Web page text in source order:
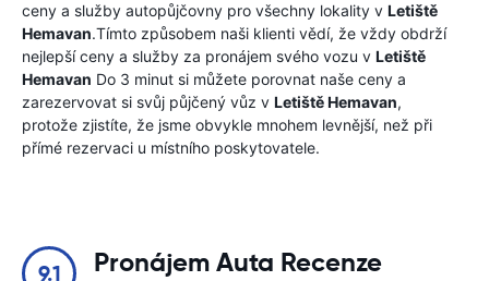
ceny a služby autopůjčovny pro všechny lokality v Letiště
Hemavan.Tímto způsobem naši klienti vědí, že vždy obdrží
nejlepší ceny a služby za pronájem svého vozu v Letiště
Hemavan Do 3 minut si můžete porovnat naše ceny a
zarezervovat si svůj půjčený vůz v Letiště Hemavan,
protože zjistíte, že jsme obvykle mnohem levnější, než při
přímé rezervaci u místního poskytovatele.
9.1 Pronájem Auta Recenze